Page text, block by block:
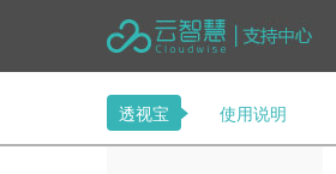
透视宝 使用说明